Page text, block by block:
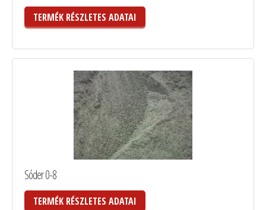
TERMÉK RÉSZLETES ADATAI
Sóder 0-8
TERMÉK RÉSZLETES ADATAI